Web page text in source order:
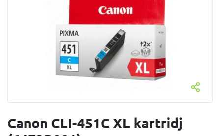
Canon CLI-451C XL kartridj